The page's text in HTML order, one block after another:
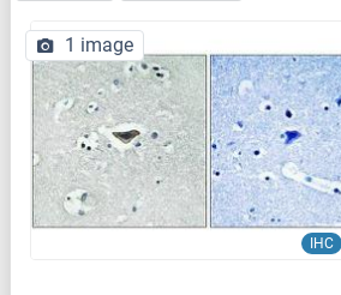
IHC
1 image